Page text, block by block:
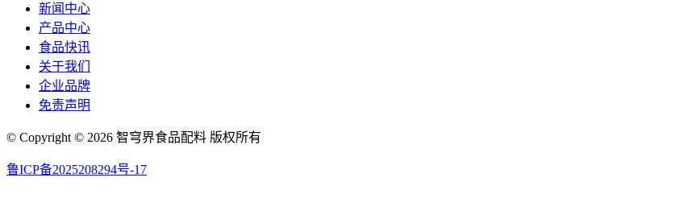
新闻中心
产品中心
食品快讯
关于我们
企业品牌
免责声明
© Copyright © 2026 智穹界食品配料 版权所有
鲁ICP备2025208294号-17